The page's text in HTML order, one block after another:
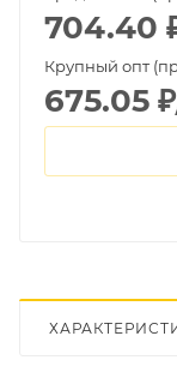
704.40
Крупный опт
675.05 ₽